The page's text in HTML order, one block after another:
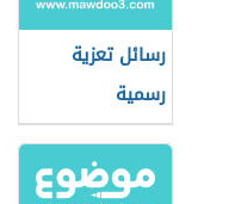
رسائل تعزية
رسمية